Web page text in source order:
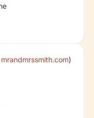
mrandmrssmith.com)